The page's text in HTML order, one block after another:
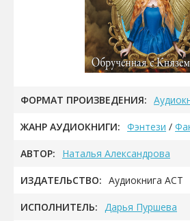
ФОРМАТ ПРОИЗВЕДЕНИЯ:
ЖАНР АУДИОКНИГИ: Фэнтези /
АВТОР: Наталья Александрова
ИЗДАТЕЛЬСТВО: Аудиокнига АСТ
ИСПОЛНИТЕЛЬ: Дарья Пуршева